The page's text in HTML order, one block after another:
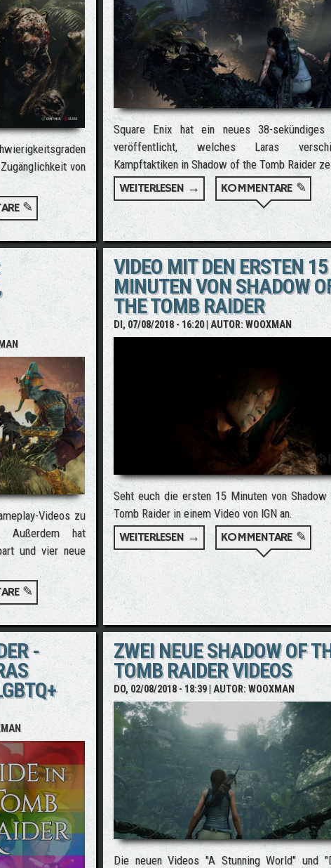
von
OF THE TOMB RAIDER - SCHWIERIGKEITSGRADE UND
✎
Square Enix hat ein neues 38-sekündiges
veröffentlicht, welches Laras
Kampftaktiken in Shadow of the Tomb Raider
WEITERLESEN → ÜBER NEUES SHADOW
KOMMENTARE ✎
Videos zu
Außerdem hat
und vier neue
BRIGADE: GAMEPLAY-VIDEOS, ZUSATZMODI UND SCREENSHOTS
✎
VIDEO MIT DEN ERSTEN 15
MINUTEN VON SHADOW
THE TOMB RAIDER
DI, 07/08/2018 - 16:20| AUTOR:WOOXMAN
Seht euch die ersten 15 Minuten von
Tomb Raider in einem Video von IGN an.
WEITERLESEN → ÜBER VIDEO MIT DEN
KOMMENTARE ✎
-
ZWEI NEUE SHADOW OF
TOMB RAIDER VIDEOS
DO, 02/08/2018 - 18:39| AUTOR:WOOXMAN
Die neuen Videos "A Stunning World" und